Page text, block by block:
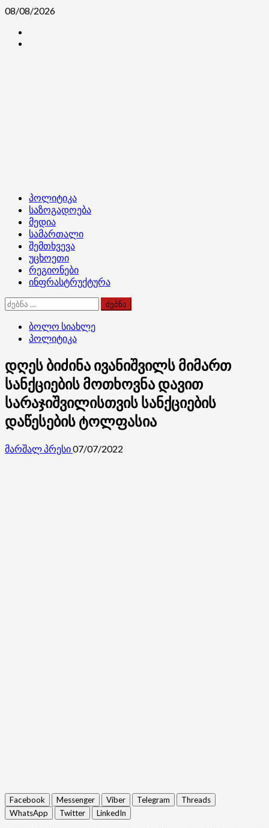
Skip
content
08/08/2026
Primary
Menu
პოლიტიკა
საზოგადოება
მედია
სამართალი
შემთხვევა
უცხოეთი
რეგიონები
ინფრასტრუქტურა
ძებნა:
ბოლო სიახლე
პოლიტიკა
დღეს ბიძინა ივანიშვილს მიმართ
სანქციების მოთხოვნა დავით
სარაჯიშვილისთვის სანქციების
დაწესების ტოლფასია
მარშალ პრესი07/07/2022
Facebook Messenger Viber Telegram
Threads
WhatsApp
Twitter LinkedIn